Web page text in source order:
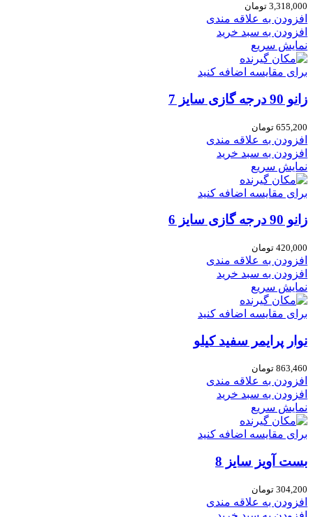
3,318,000 تومان
افزودن به علاقه مندی
افزودن به سبد خرید
نمایش سریع
برای مقایسه اضافه کنید
زانو 90 درجه گازی سایز 7
655,200 تومان
افزودن به علاقه مندی
افزودن به سبد خرید
نمایش سریع
برای مقایسه اضافه کنید
زانو 90 درجه گازی سایز 6
420,000 تومان
افزودن به علاقه مندی
افزودن به سبد خرید
نمایش سریع
برای مقایسه اضافه کنید
نوار پرایمر سفید کیلو
863,460 تومان
افزودن به علاقه مندی
افزودن به سبد خرید
نمایش سریع
برای مقایسه اضافه کنید
بست آویز سایز 8
304,200 تومان
افزودن به علاقه مندی